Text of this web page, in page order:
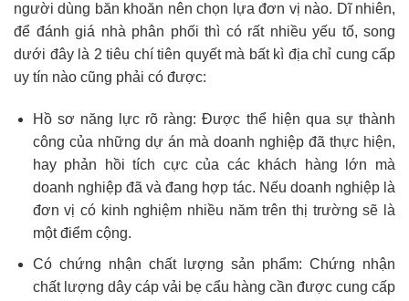
người dùng băn khoăn nên chọn lựa đơn vị nào. Dĩ nhiên,
để đánh giá nhà phân phối thì có rất nhiều yếu tố, song
dưới đây là 2 tiêu chí tiên quyết mà bất kì địa chỉ cung cấp
uy tín nào cũng phải có được:
Hồ sơ năng lực rõ ràng: Được thể hiện qua sự thành
công của những dự án mà doanh nghiệp đã thực hiện,
hay phản hồi tích cực của các khách hàng lớn mà
doanh nghiệp đã và đang hợp tác. Nếu doanh nghiệp là
đơn vị có kinh nghiệm nhiều năm trên thị trường sẽ là
một điểm cộng.
Có chứng nhận chất lượng sản phẩm: Chứng nhận
chất lượng dây cáp vải bẹ cẩu hàng cần được cung cấp